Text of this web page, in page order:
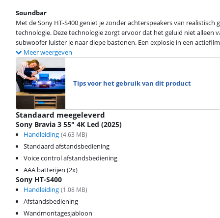
Soundbar
Met de Sony HT-S400 geniet je zonder achterspeakers van
technologie. Deze technologie zorgt ervoor dat het geluid niet alleen
subwoofer luister je naar diepe bastonen. Een explosie in een
Meer weergeven
Tips voor het gebruik van dit product
Standaard meegeleverd
Sony Bravia 3 55" 4K Led (2025)
Handleiding (4.63 MB)
Standaard afstandsbediening
Voice control afstandsbediening
AAA batterijen (2x)
Sony HT-S400
Handleiding (1.08 MB)
Afstandsbediening
Wandmontagesjabloon